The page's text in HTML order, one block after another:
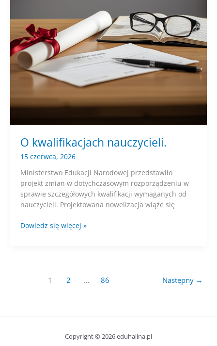
O kwalifikacjach nauczycieli.
15 czerwca, 2026
Ministerstwo Edukacji Narodowej przedstawiło
projekt zmian w dotychczasowym rozporządzeniu w
sprawie szczegółowych kwalifikacji wymaganych od
nauczycieli. Projektowana nowelizacja wiąże się
O
Dowiedz się więcej »
1 2 … 86 Następny →
Copyright © 2026 eduhalina.pl